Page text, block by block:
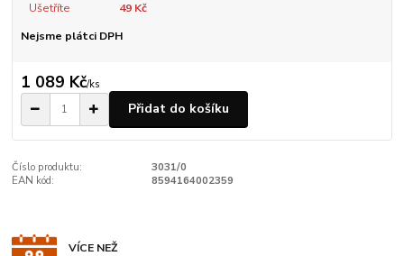
Ušetříte
49 Kč
Nejsme plátci DPH
1 089 Kč/ks
Přidat do košíku
Číslo produktu:
3031/0
EAN kód:
8594164002359
VÍCE NEŽ